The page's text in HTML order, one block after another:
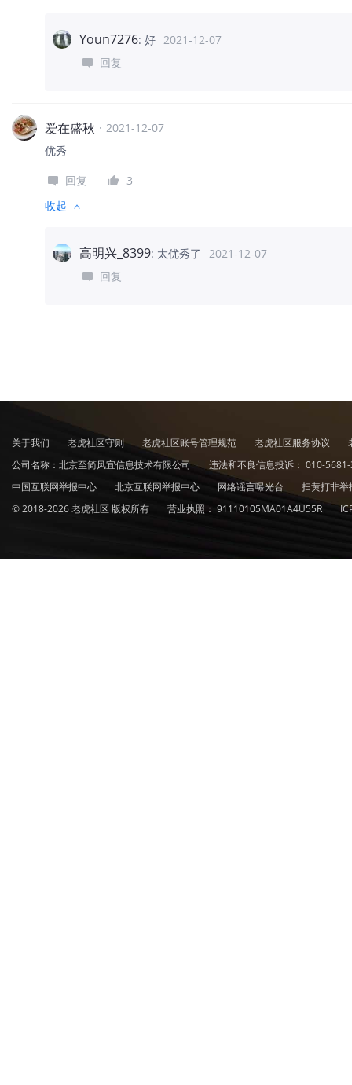
Youn7276: 好 2021-12-07
回复
爱在盛秋 · 2021-12-07
优秀
回复
3
收起
高明兴_8399: 太优秀了
2021-12-07
回复
关于我们 老虎社区守则 老虎社区账号管理规范 老虎社区服务协议
公司名称：北京至简风宜信息技术有限公司
违法和不良信息投诉： 010-
中国互联网举报中心
北京互联网举报中心 网络谣言曝光台
扫黄打非
© 2018-2026 老虎社区 版权所有
营业执照： 91110105MA01A4U55R